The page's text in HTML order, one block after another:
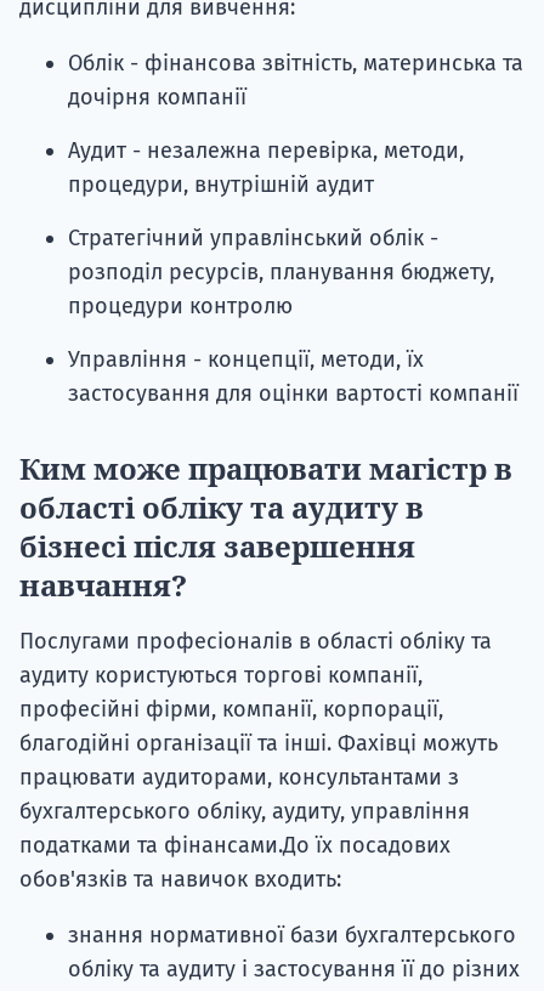
дисципліни для вивчення:
Облік - фінансова звітність, материнська та
дочірня компанії
Аудит - незалежна перевірка, методи,
процедури, внутрішній аудит
Стратегічний управлінський облік -
розподіл ресурсів, планування бюджету,
процедури контролю
Управління - концепції, методи, їх
застосування для оцінки вартості компанії
Ким може працювати магістр в
області обліку та аудиту в
бізнесі після завершення
навчання?
Послугами професіоналів в області обліку та
аудиту користуються торгові компанії,
професійні фірми, компанії, корпорації,
благодійні організації та інші. Фахівці можуть
працювати аудиторами, консультантами з
бухгалтерського обліку, аудиту, управління
податками та фінансами.До їх посадових
обов'язків та навичок входить:
знання нормативної бази бухгалтерського
обліку та аудиту і застосування її до різних